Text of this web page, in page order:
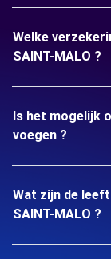
Welke
SAINT-MALO ?
Is het mogelijk
voegen ?
Wat zijn de
SAINT-MALO ?